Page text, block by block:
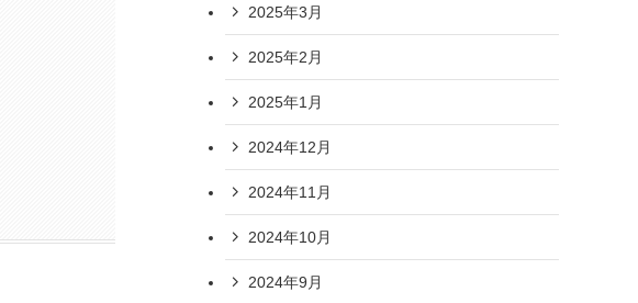
2025年3月
2025年2月
2025年1月
2024年12月
2024年11月
2024年10月
2024年9月